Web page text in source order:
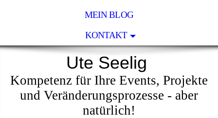
MEIN BLOG
KONTAKT
Ute Seelig
Kompetenz für Ihre Events, Projekte
und Veränderungsprozesse - aber
natürlich!